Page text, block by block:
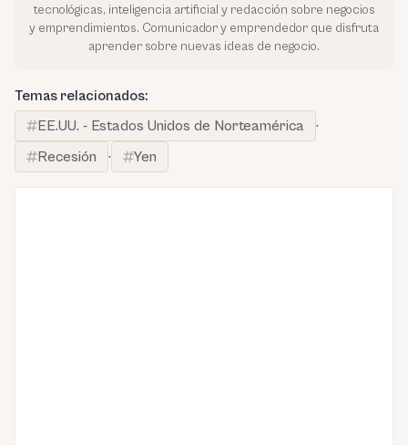
tecnológicas, inteligencia artificial y redacción sobre negocios
y emprendimientos. Comunicador y emprendedor que disfruta
aprender sobre nuevas ideas de negocio.
Temas relacionados:
EE.UU. - Estados Unidos de Norteamérica
·
Recesión
· Yen